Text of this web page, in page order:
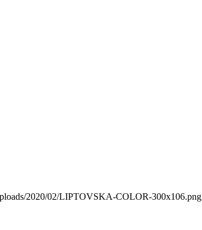
2020/02/LIPTOVSKA-COLOR-300x106.png